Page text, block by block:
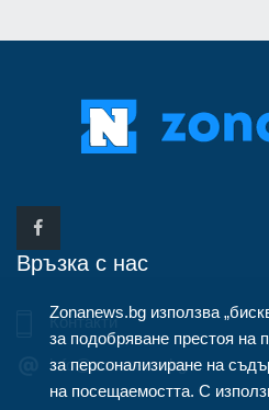
Връзка с нас
Контакти
info@zonanews.bg
Zonanews.bg използва
за подобряване престоя на
за персонализиране на
на посещаемостта. С